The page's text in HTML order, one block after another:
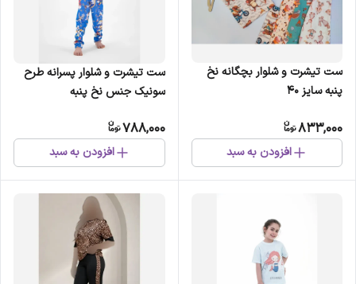
ست تیشرت و شلوار بچگانه نخ
پنبه سایز 40
833,000
افزودن به سبد
ست تیشرت و شلوار پسرانه طرح
سونیک جنس نخ پنبه
788,000
افزودن به سبد